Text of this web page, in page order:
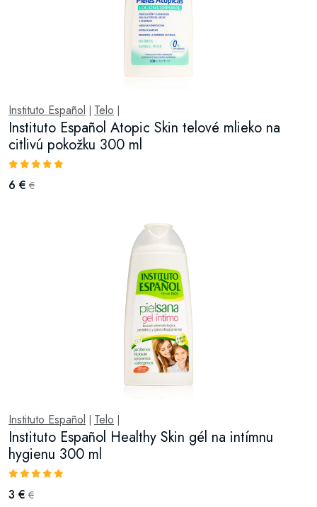
Instituto Español Telo
Instituto Español Atopic Skin telové mlieko na
citlivú pokožku 300 ml
6 € €
Instituto Español Telo
Instituto Español Healthy Skin gél na intímnu
hygienu 300 ml
3 € €